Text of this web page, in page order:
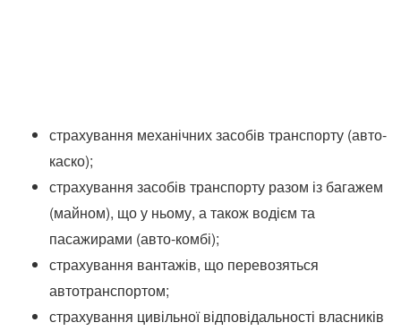
страхування механічних засобів транспорту (авто-
каско);
страхування засобів транспорту разом із багажем
(майном), що у ньому, а також водієм та
пасажирами (авто-комбі);
страхування вантажів, що перевозяться
автотранспортом;
страхування цивільної відповідальності власників